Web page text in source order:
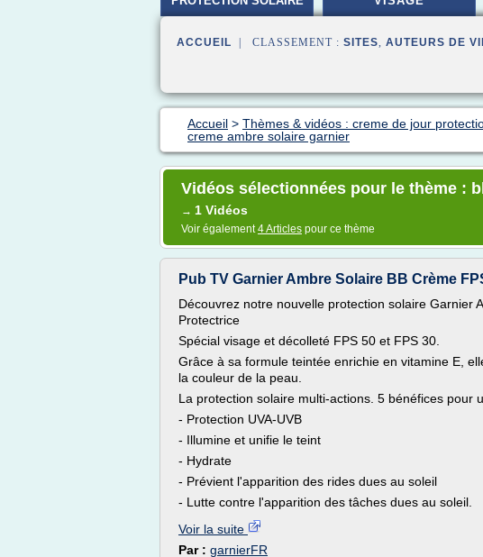
ACCUEIL | CLASSEMENT : SITES, AUTEURS DE
Accueil > Thèmes & vidéos : creme de jour
creme ambre solaire garnier
Vidéos sélectionnées pour le thème :
→ 1 Vidéos
Voir également4 Articles pour ce thème
Pub TV Garnier Ambre Solaire BB Crème
Découvrez notre nouvelle protection solaire Garnier
Protectrice
Spécial visage et décolleté FPS 50 et FPS 30.
Grâce à sa formule teintée enrichie en vitamine E,
la couleur de la peau.
La protection solaire multi-actions. 5 bénéfices pour
- Protection UVA-UVB
- Illumine et unifie le teint
- Hydrate
- Prévient l'apparition des rides dues au soleil
- Lutte contre l'apparition des tâches dues au soleil.
Voir la suite
Par : garnierFR